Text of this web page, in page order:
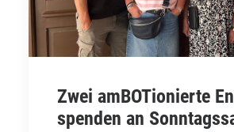
Zwei amBOTionierte
spenden an